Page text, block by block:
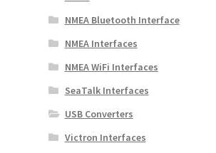
NMEA Bluetooth Interface
NMEA Interfaces
NMEA WiFi Interfaces
SeaTalk Interfaces
USB Converters
Victron Interfaces